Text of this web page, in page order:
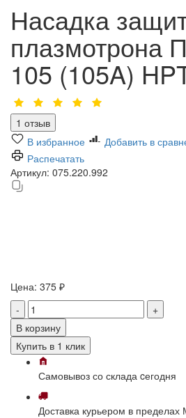
Насадка
плазмотрона
105 (105A)
1 отзыв
В избранное
Добавить в
Распечатать
Артикул: 075.220.992
Цена: 375 ₽
-
+
В корзину
Купить в 1 клик
Самовывоз со склада cегодня
Доставка курьером в